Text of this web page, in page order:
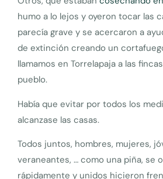
humo a lo lejos y oyeron tocar las
parecía grave y se acercaron a
de extinción creando un
llamamos en Torrelapaja a las
pueblo.
Había que evitar por todos los
alcanzase las casas.
Todos juntos, hombres, mujeres,
veraneantes, … como una piña, se
rápidamente y unidos hicieron